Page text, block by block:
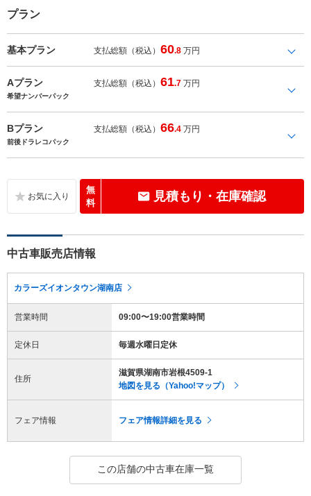
プラン
基本プラン 支払総額（税込）60.8 万円
Aプラン 支払総額（税込）61.7 万円
希望ナンバーパック
Bプラン 支払総額（税込）66.4 万円
前後ドラレコパック
無
料
見積もり・在庫確認
中古車販売店情報
カラーズイオンタウン湖南店
営業時間 09:00〜19:00営業時間
定休日 毎週水曜日定休
住所
滋賀県湖南市岩根4509-1
地図を見る（Yahoo!マップ）
フェア情報 フェア情報詳細を見る
この店舗の中古車在庫一覧